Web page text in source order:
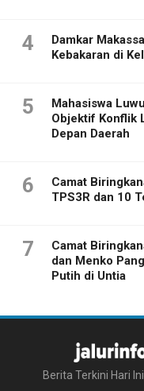
4
Damkar
Kebakaran di
5
Mahasiswa
Objektif Konflik
Depan Daerah
6
Camat
TPS3R dan 10
7
Camat
dan Menko
Putih di Untia
Berita Terkini Hari